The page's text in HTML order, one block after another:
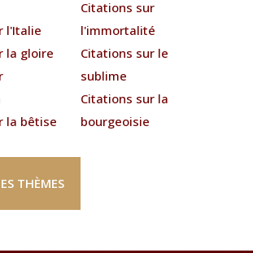
l'Italie
la gloire
la bêtise
Citations sur
l'immortalité
Citations sur le
sublime
Citations sur la
bourgeoisie
THÈMES